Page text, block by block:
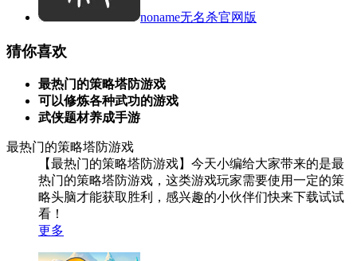
noname无名杀官网版
猜你喜欢
最热门的策略塔防游戏
可以修炼各种武功的游戏
武侠题材养成手游
最热门的策略塔防游戏
【最热门的策略塔防游戏】今天小编给大家带来的是最
热门的策略塔防游戏，这类游戏玩家需要使用一定的策
略头脑才能获取胜利，感兴趣的小伙伴们快来下载试试
看！
更多